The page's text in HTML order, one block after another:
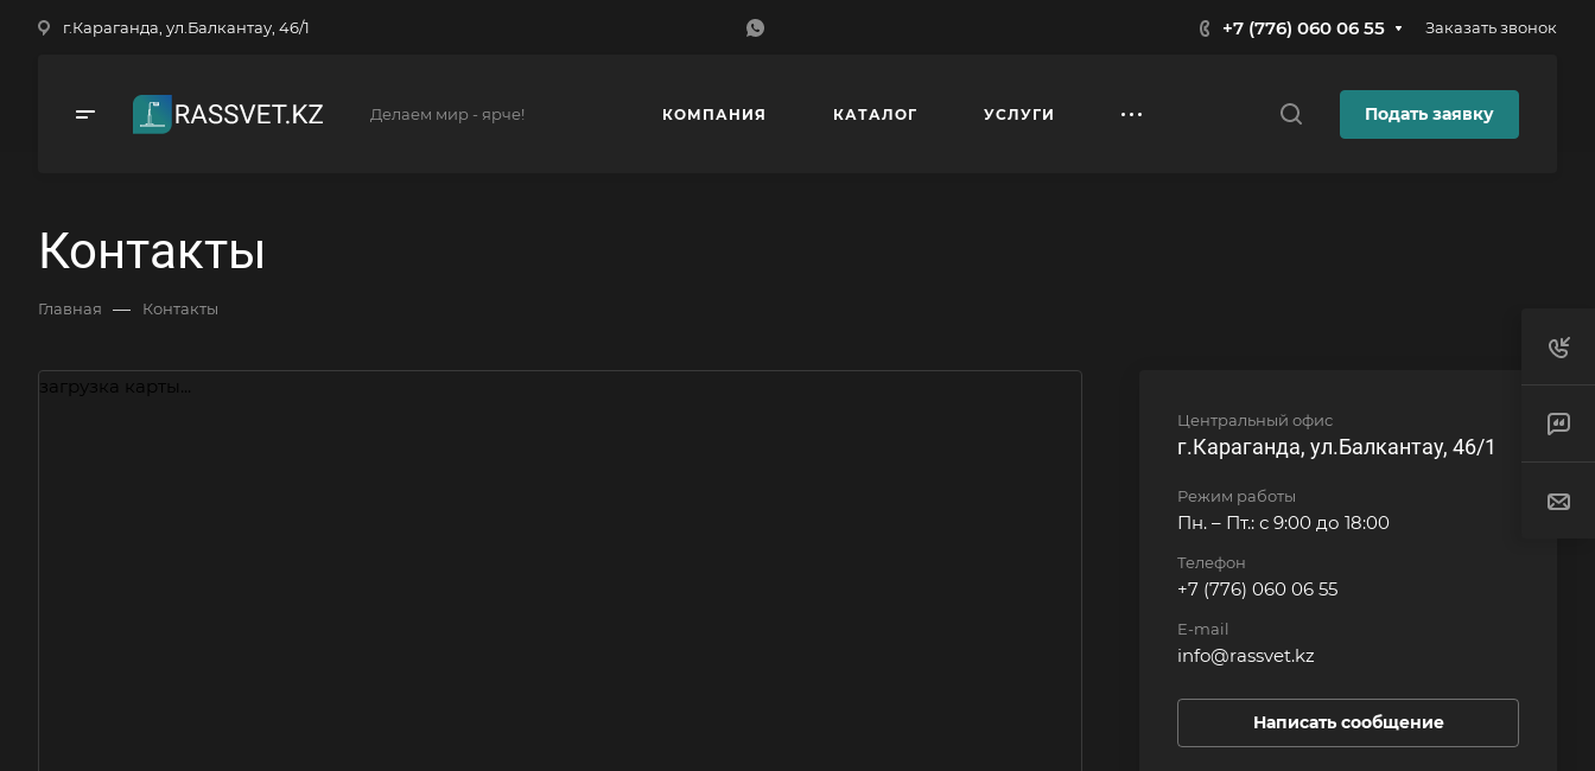
г.Караганда, ул.Балкантау, 46/1 +7 (776) 060 06 55 Заказать звонок
Делаем мир - ярче! КОМПАНИЯ КАТАЛОГ УСЛУГИ Подать заявку
Контакты
Главная — Контакты
загрузка карты...
Центральный офис
г.Караганда, ул.Балкантау, 46/1
Режим работы
Пн. – Пт.: с 9:00 до 18:00
Телефон
+7 (776) 060 06 55
E-mail
info@rassvet.kz
Написать сообщение